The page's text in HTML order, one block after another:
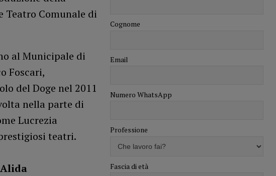
Teatro Comunale di
al Municipale di
Foscari,
del Doge nel 2011
nella parte di
Lucrezia
teatri.
Cognome
Email
Numero WhatsApp
Professione
Fascia di età